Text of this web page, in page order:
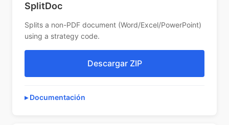
SplitDoc
Splits a non-PDF document (Word/Excel/PowerPoint)
using a strategy code.
Descargar ZIP
Documentación